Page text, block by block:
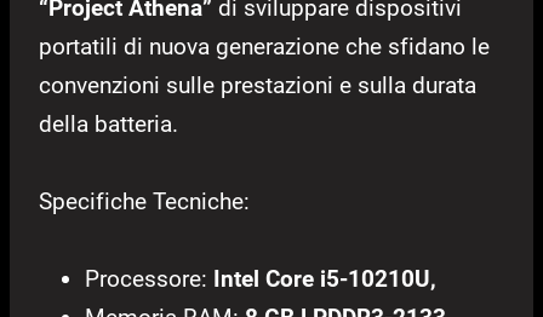
“Project Athena” di sviluppare dispositivi
portatili di nuova generazione che sfidano le
convenzioni sulle prestazioni e sulla durata
della batteria.
Specifiche Tecniche:
Processore: Intel Core i5-10210U,